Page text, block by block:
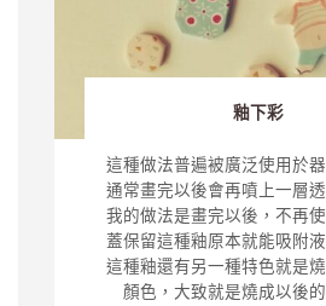
釉下彩
這種做法普遍被廣泛使用於
通常畫完以後會再噴上一層
蓋保留這種釉原本就能吸附液
這種釉還有另一種特色就是燒
顏色，大致就是燒成以後